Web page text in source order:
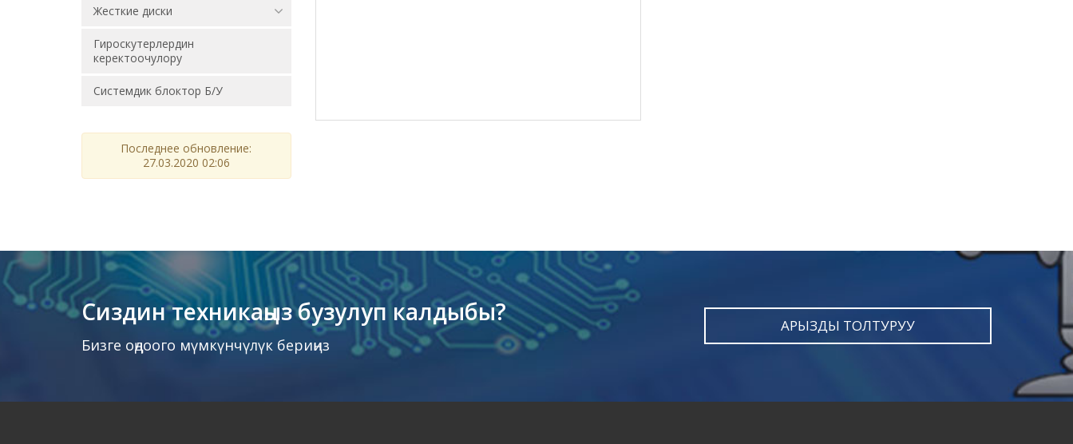
Жесткие диски
Гироскутерлердин
керектоочулору
Системдик блоктор Б/У
Последнее обновление:
27.03.2020 02:06
Сиздин техникаңыз бузулуп калдыбы?
Бизге оңдоого мүмкүнчүлүк бериңиз
АРЫЗДЫ ТОЛТУРУУ